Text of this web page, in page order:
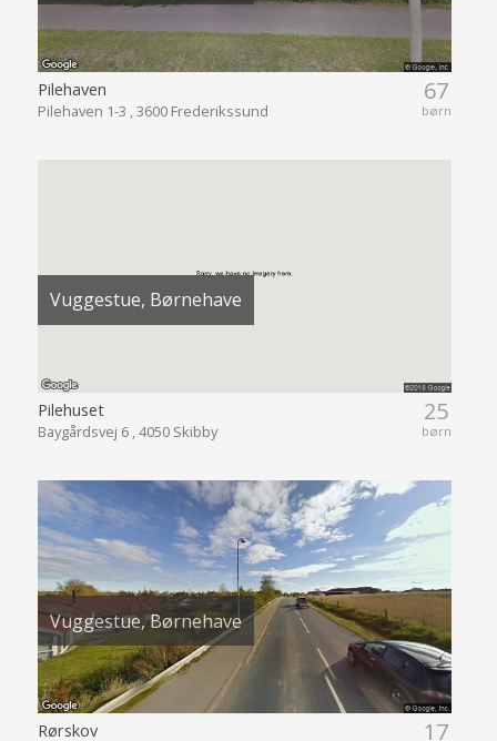
67
børn
Pilehaven
Pilehaven 1-3 , 3600 Frederikssund
Vuggestue, Børnehave
25
børn
Pilehuset
Baygårdsvej 6 , 4050 Skibby
Vuggestue, Børnehave
17
Rørskov